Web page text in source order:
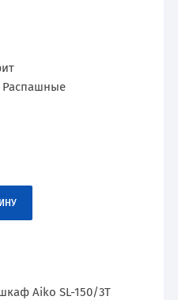
Распашные
Aiko SL-150/3Т